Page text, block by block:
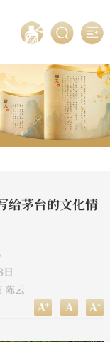
给茅台的文化情
陈云